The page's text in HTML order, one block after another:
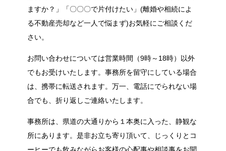
ますか？」「〇〇〇で片付けたい」(離婚や相続によ
る不動産売却など一人で悩まず)お気軽にご相談くだ
さい。
お問い合わせについては営業時間（9時～18時）以外
でもお受けいたします。事務所を留守にしている場合
は、携帯に転送されます。万一、電話にでられない場
合でも、折り返しご連絡いたします。
事務所は、県道の大通りから１本奥に入った、静観な
所にあります。是非お立ち寄り頂いて、じっくりとコ